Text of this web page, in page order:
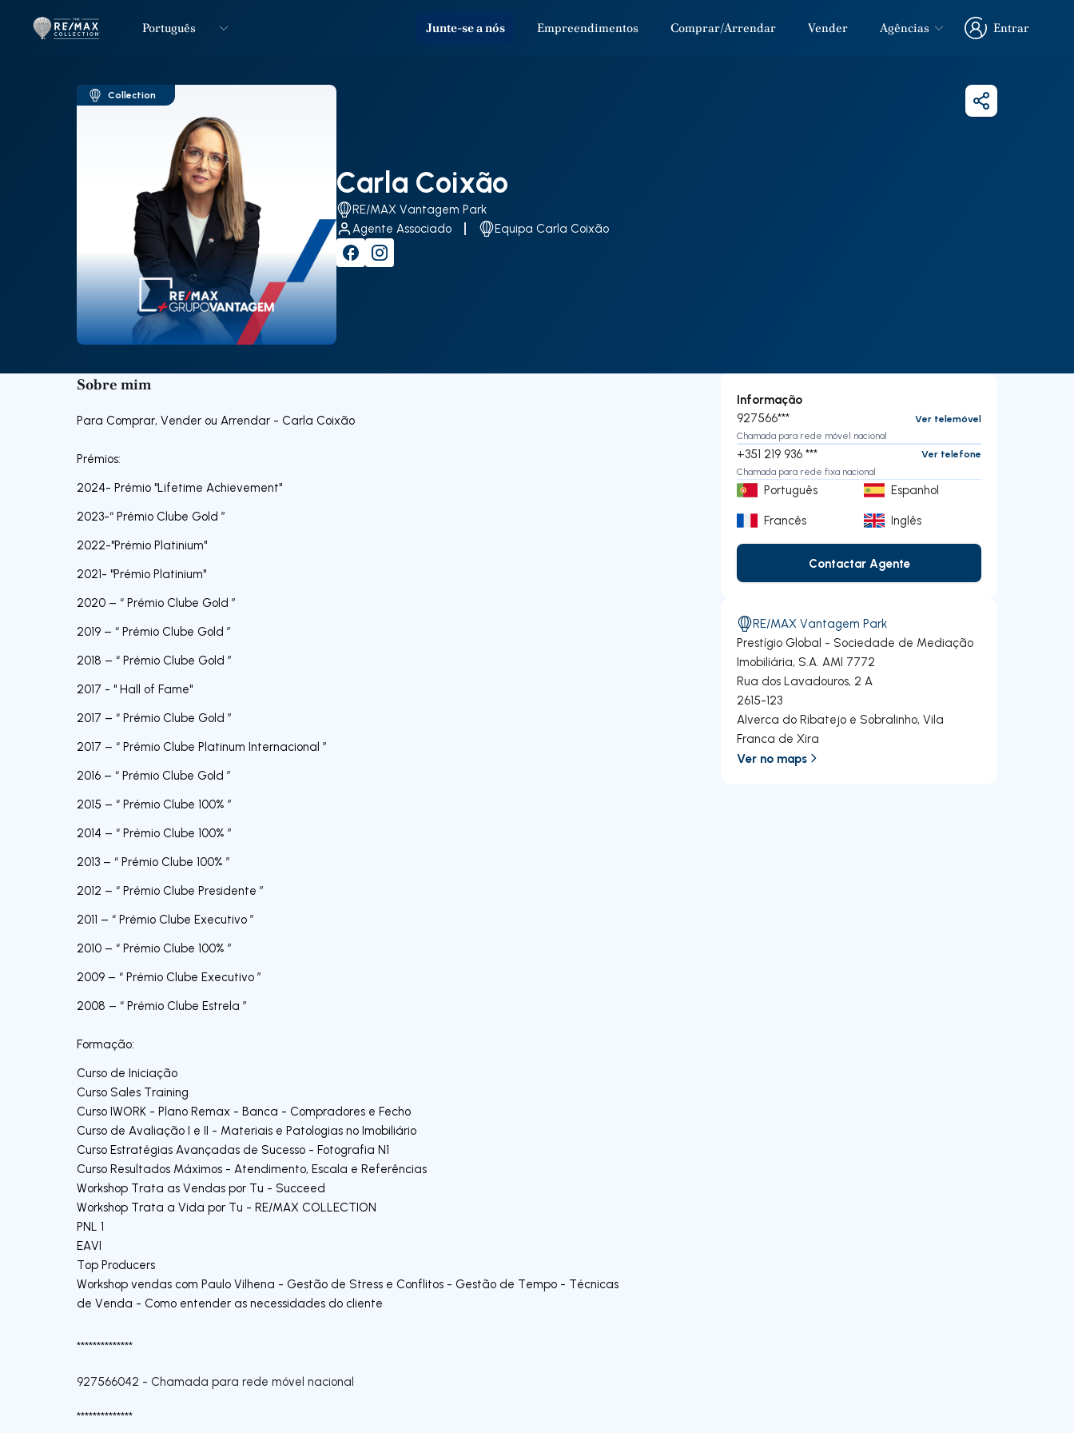
LogoIr para página inicial
Português Junte-se a nós Empreendimentos Comprar/Arrendar Vender Agências
Entrar
Entrar
Collection
Carla Coixão
RE/MAX Vantagem Park
Agente Associado
Equipa Carla Coixão
Partilhar
Sobre mim
Para Comprar, Vender ou Arrendar - Carla Coixão
Prémios:
2024- Prémio "Lifetime Achievement"
2023-“ Prémio Clube Gold ”
2022-"Prémio Platinium"
2021- "Prémio Platinium"
2020 – “ Prémio Clube Gold ”
2019 – “ Prémio Clube Gold ”
2018 – “ Prémio Clube Gold ”
2017 - " Hall of Fame"
2017 – “ Prémio Clube Gold ”
2017 – “ Prémio Clube Platinum Internacional ”
2016 – “ Prémio Clube Gold ”
2015 – “ Prémio Clube 100% ”
2014 – “ Prémio Clube 100% ”
2013 – “ Prémio Clube 100% ”
2012 – “ Prémio Clube Presidente ”
2011 – “ Prémio Clube Executivo ”
2010 – “ Prémio Clube 100% ”
2009 – “ Prémio Clube Executivo ”
2008 – “ Prémio Clube Estrela ”
Formação:
Curso de Iniciação
Curso Sales Training
Curso IWORK - Plano Remax - Banca - Compradores e Fecho
Curso de Avaliação I e II - Materiais e Patologias no Imobiliário
Curso Estratégias Avançadas de Sucesso - Fotografia N1
Curso Resultados Máximos - Atendimento, Escala e Referências
Workshop Trata as Vendas por Tu - Succeed
Workshop Trata a Vida por Tu - RE/MAX COLLECTION
PNL 1
EAVI
Top Producers
Workshop vendas com Paulo Vilhena - Gestão de Stress e Conflitos - Gestão de Tempo - Técnicas
de Venda - Como entender as necessidades do cliente
**************
927566042 - Chamada para rede móvel nacional
**************
Informação
927566***
Ver telemóvel
Chamada para rede móvel nacional
+351 219 936 ***
Ver telefone
Chamada para rede fixa nacional
Português
Espanhol
Francês
Inglês
Contactar Agente
Contactar Agente
RE/MAX Vantagem Park
Prestígio Global - Sociedade de Mediação
Imobiliária, S.A. AMI 7772
Rua dos Lavadouros, 2 A
2615-123
Alverca do Ribatejo e Sobralinho,Vila
Franca de Xira
Ver no maps